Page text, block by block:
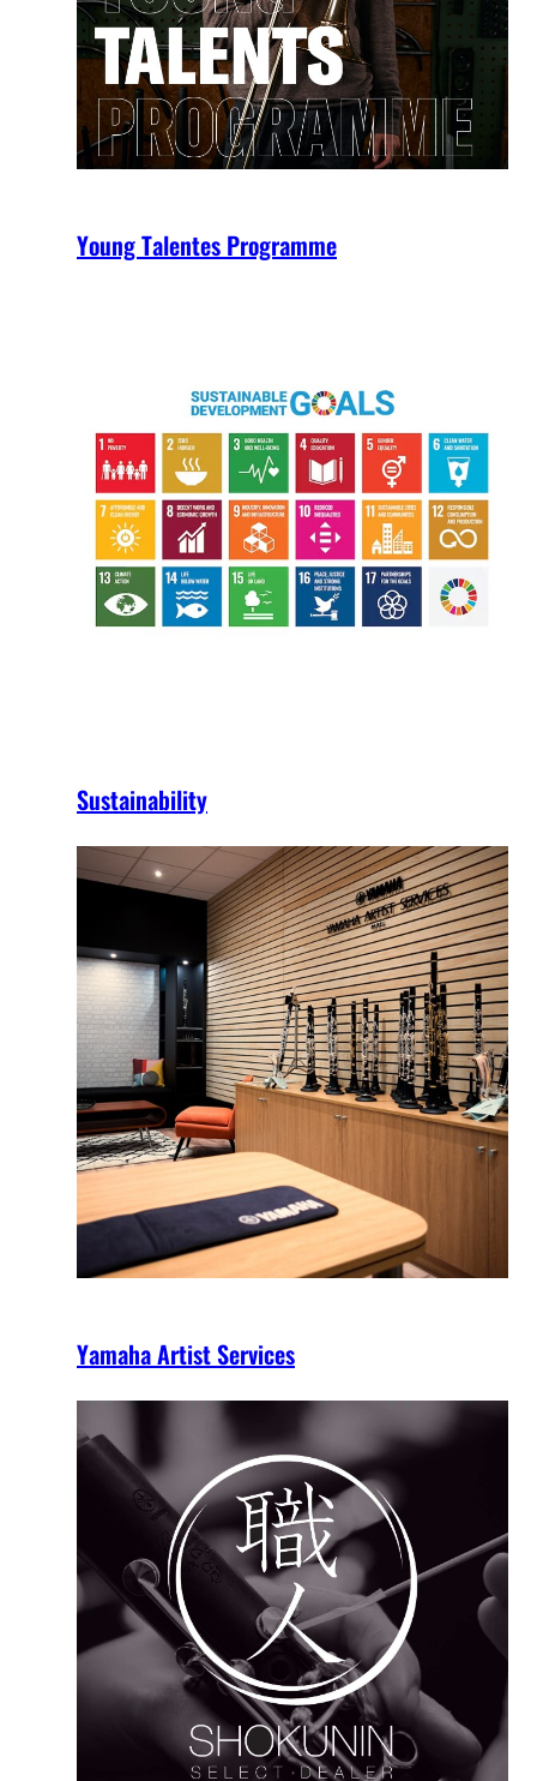
Young Talentes Programme
Sustainability
Yamaha Artist Services